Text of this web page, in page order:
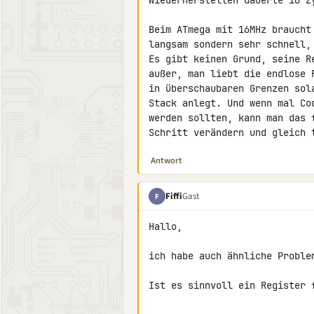
Beim ATmega mit 16MHz
langsam sondern sehr
Es gibt keinen Grund, seine
außer, man liebt die endlose
in überschaubaren Grenzen
Stack anlegt. Und wenn mal
werden sollten, kann man
Schritt verändern und gleich
Antwort
F FiffiGast
Hallo,
ich habe auch ähnliche
Ist es sinnvoll ein Register